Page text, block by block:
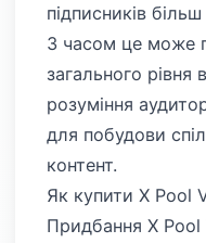
підписників
З часом це може
загального рівня
розуміння
для побудови
контент.
Як купити X Pool
Придбання X